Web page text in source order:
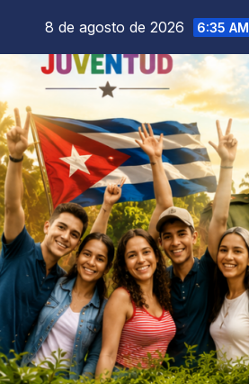
8 de agosto de 2026 6:35 AM